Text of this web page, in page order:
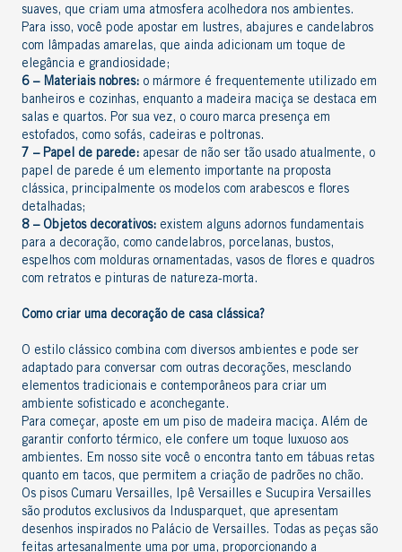
suaves, que criam uma atmosfera acolhedora nos ambientes.
Para isso, você pode apostar em
lustres, abajures e candelabros
com lâmpadas amarelas, que ainda adicionam um toque de
elegância e grandiosidade;
6 – Materiais nobres: o mármore é frequentemente utilizado em
banheiros e cozinhas, enquanto a madeira maciça se destaca em
salas e quartos. Por sua vez, o couro marca presença em
estofados, como sofás, cadeiras e poltronas.
7 – Papel de parede: apesar de não ser tão usado atualmente, o
papel de parede é um elemento importante na proposta
clássica, principalmente os modelos com arabescos e flores
detalhadas;
8 – Objetos decorativos: existem alguns adornos fundamentais
para a decoração, como candelabros, porcelanas, bustos,
espelhos com molduras ornamentadas, vasos de flores e quadros
com retratos e pinturas de natureza-morta.
Como criar uma decoração de casa clássica?
O estilo clássico combina com diversos ambientes e pode ser
adaptado para conversar com outras decorações, mesclando
elementos tradicionais e contemporâneos para criar um
ambiente sofisticado e aconchegante.
Para começar, aposte em um piso de madeira maciça . Além de
garantir conforto térmico, ele confere um toque luxuoso aos
ambientes. Em nosso site você o encontra tanto em tábuas retas
quanto em tacos, que permitem a criação de padrões no chão.
Os pisos Cumaru Versailles, Ipê Versailles e Sucupira Versailles
são produtos exclusivos da Indusparquet, que apresentam
desenhos inspirados no Palácio de Versailles. Todas as peças são
feitas artesanalmente uma por uma, proporcionando a